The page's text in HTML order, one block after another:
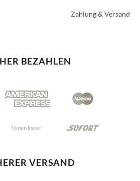
Zahlung & Versand
BEZAHLEN
VERSAND